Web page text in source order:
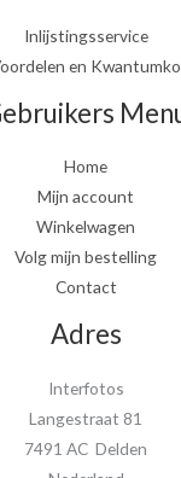
Inlijstingsservice
en
Home
Mijn account
Winkelwagen
Volg mijn bestelling
Contact
Adres
Interfotos
Langestraat 81
7491 AC Delden